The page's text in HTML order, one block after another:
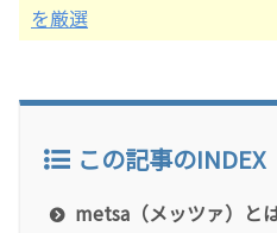
を厳選
この記事のINDEX
metsa（メッツァ）と